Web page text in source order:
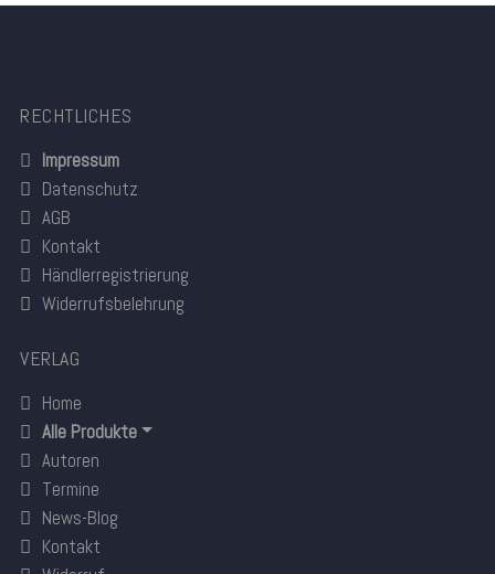
RECHTLICHES
Impressum
Datenschutz
AGB
Kontakt
Händlerregistrierung
Widerrufsbelehrung
VERLAG
Home
Alle Produkte
Autoren
Termine
News-Blog
Kontakt